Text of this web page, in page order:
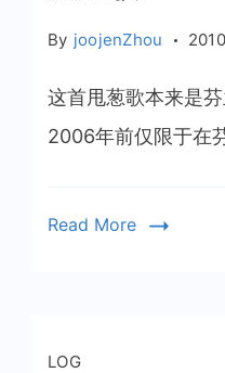
By joojenZhou
这首甩葱歌本来是
2006年前仅限于在
Read More
LOG